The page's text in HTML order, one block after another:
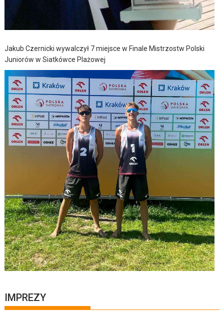
Jakub Czernicki wywalczył 7 miejsce w Finale Mistrzostw Polski
Juniorów w Siatkówce Plażowej
IMPREZY